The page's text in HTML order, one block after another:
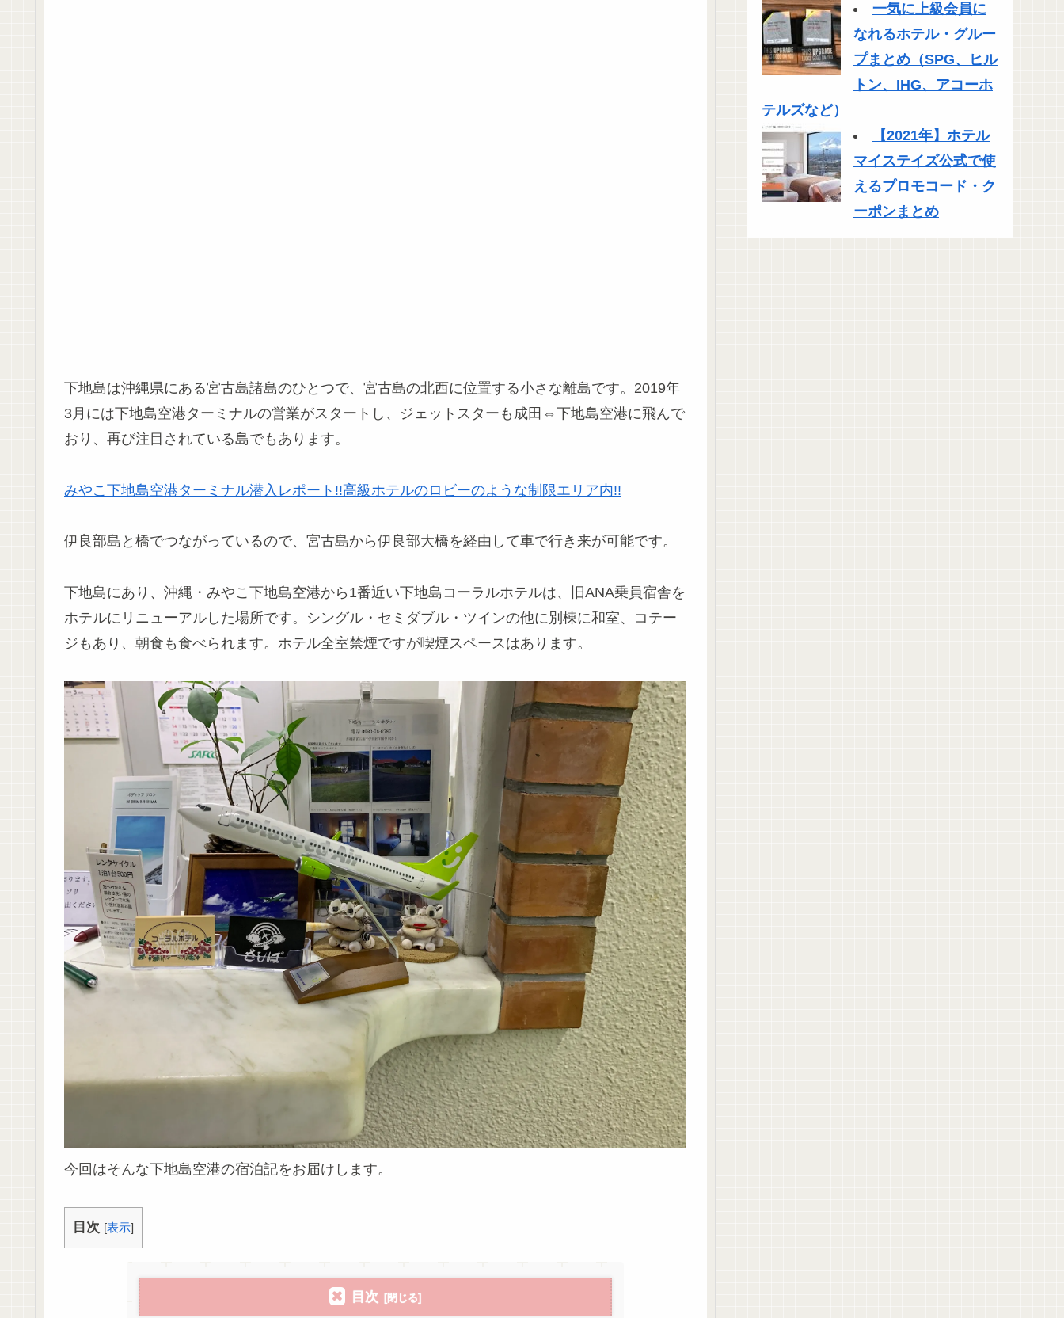
下地島は沖縄県にある宮古島諸島のひとつで、宮古島の北西に位置する小さな離島です。2019年
3月には下地島空港ターミナルの営業がスタートし、ジェットスターも成田⇔下地島空港に飛んで
おり、再び注目されている島でもあります。
みやこ下地島空港ターミナル潜入レポート!!高級ホテルのロビーのような制限エリア内!!
伊良部島と橋でつながっているので、宮古島から伊良部大橋を経由して車で行き来が可能です。
下地島にあり、沖縄・みやこ下地島空港から1番近い下地島コーラルホテルは、旧ANA乗員宿舎を
ホテルにリニューアルした場所です。シングル・セミダブル・ツインの他に別棟に和室、コテー
ジもあり、朝食も食べられます。ホテル全室禁煙ですが喫煙スペースはあります。
今回はそんな下地島空港の宿泊記をお届けします。
目次 [表示]
目次
一気に上級会員に
なれるホテル・グルー
プまとめ（SPG、ヒル
トン、IHG、アコーホ
テルズなど）
【2021年】ホテル
マイステイズ公式で使
えるプロモコード・ク
ーポンまとめ